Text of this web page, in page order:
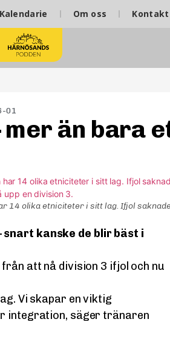
Kalendarie Om oss Kontakt
01
mer än bara
14 olika etniciteter i sitt lag. Ifjol
snart kanske de blir bäst i
att nå division 3 ifjol och nu
Vi skapar en viktig
integration, säger tränaren